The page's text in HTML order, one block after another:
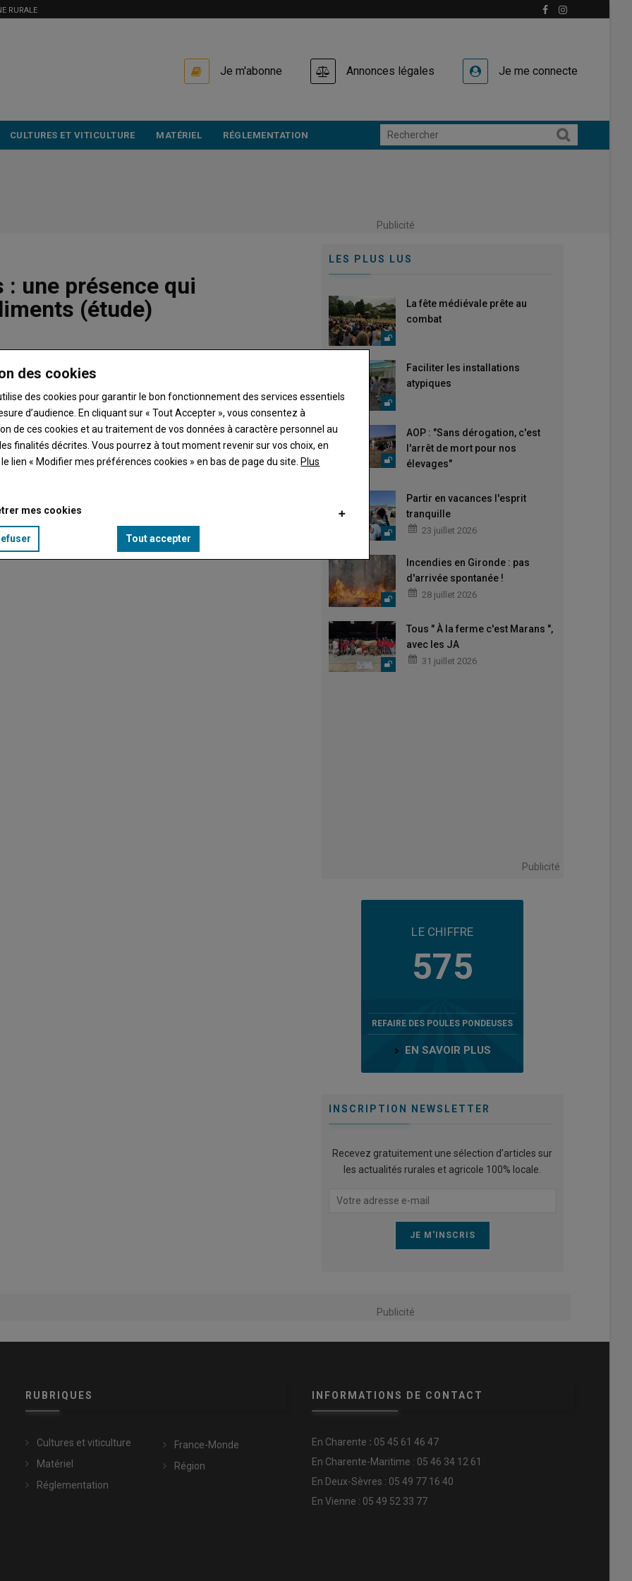
RURALE
Je m'abonne Annonces légales Je me connecte
CULTURES ET VITICULTURE MATÉRIEL RÉGLEMENTATION
Publicité
une présence qui
(étude)
aux Antilles, notamment les produits issus de la
montreune étude publiée le 4 juin par l'Anses
LES PLUS LUS
La fête médiévale prête au
combat
Faciliter les installations
atypiques
AOP : "Sans dérogation, c'est
l'arrêt de mort pour nos
élevages"
Partir en vacances l'esprit
tranquille
23 juillet 2026
Incendies en Gironde : pas
d'arrivée spontanée !
28 juillet 2026
Tous " À la ferme c'est Marans ",
avec les JA
31 juillet 2026
Publicité
LE CHIFFRE
575
REFAIRE DES POULES PONDEUSES
EN SAVOIR PLUS
INSCRIPTION NEWSLETTER
Recevez gratuitement une sélection d’articles sur
les actualités rurales et agricole 100% locale.
Publicité
RUBRIQUES
Cultures et viticulture
Matériel
Réglementation
France-Monde
Région
INFORMATIONS DE CONTACT
En Charente : 05 45 61 46 47
En Charente-Maritime : 05 46 34 12 61
En Deux-Sèvres : 05 49 77 16 40
En Vienne : 05 49 52 33 77
des cookies
des cookies pour garantir le bon fonctionnement des services essentiels
d’audience. En cliquant sur « Tout Accepter », vous consentez à
de ces cookies et au traitement de vos données à caractère personnel au
finalités décrites. Vous pourrez à tout moment revenir sur vos choix, en
lien « Modifier mes préférences cookies » en bas de page du site. Plus
mes cookies
Tout accepter